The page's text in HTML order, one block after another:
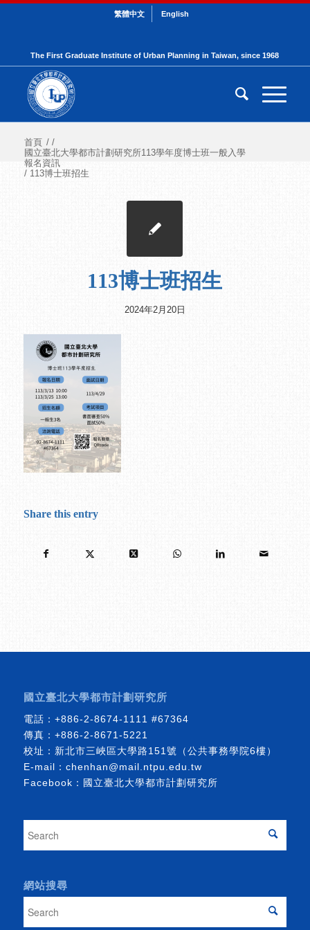
繁體中文 English
The First Graduate Institute of Urban Planning in Taiwan, since 1968
首頁 / /
國立臺北大學都市計劃研究所113學年度博士班一般入學
報名資訊
/ 113博士班招生
113博士班招生
2024年2月20日
Share this entry
國立臺北大學都市計劃研究所
電話： +886-2-8674-1111 #67364
傳真：+886-2-8671-5221
校址：新北市三峽區大學路151號（公共事務學院6樓）
E-mail： chenhan@mail.ntpu.edu.tw
Facebook： 國立臺北大學都市計劃研究所
網站搜尋